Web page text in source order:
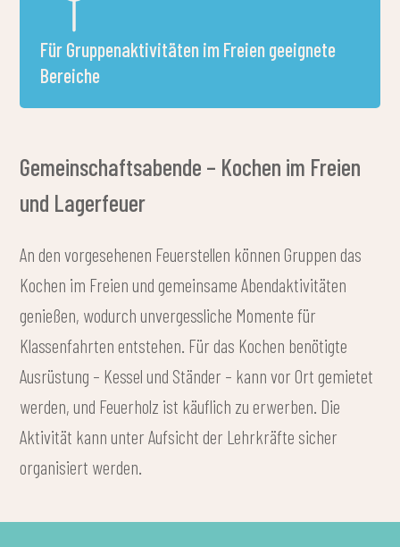
Angebot
Bitte geben Sie bei der Angebotsanfrage
Folgendes an:
Personenzahl (Schüler + Begleitpersonen),
Verpflegungswünsche,
Unterkunftsvorlieben und bevorzugte
Unterkunftsart, im Kommentarfeld angeben.
Fordern Sie rechtzeitig ein Angebot
an!